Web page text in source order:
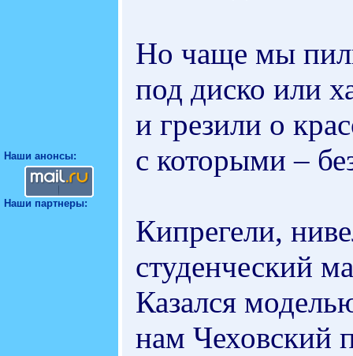
Наши анонсы:
Наши партнеры:
Но чаще мы
под диско или
и грезили о
с которыми –
Кипрегели,
студенческий
Казался
нам Чеховский